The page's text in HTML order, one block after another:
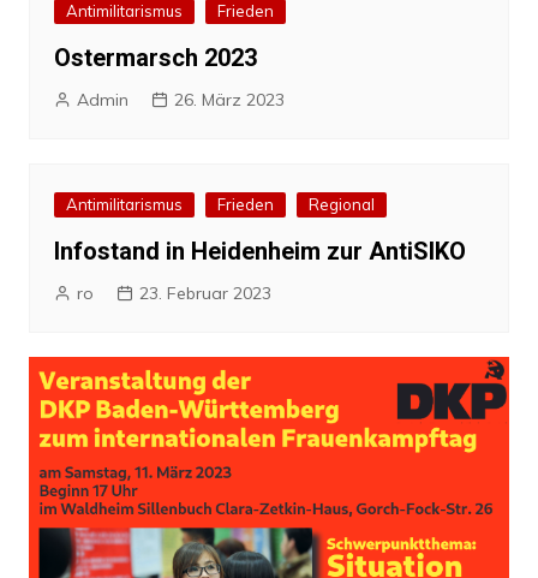
Antimilitarismus Frieden
Ostermarsch 2023
Admin 26. März 2023
Antimilitarismus Frieden Regional
Infostand in Heidenheim zur AntiSIKO
ro 23. Februar 2023